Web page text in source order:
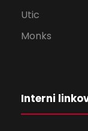
Utic
Monks
Interni